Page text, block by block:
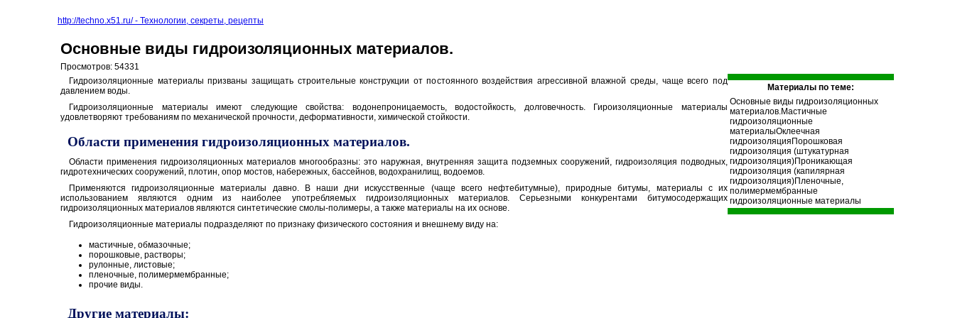
http://techno.x51.ru/ - Технологии, секреты, рецепты
Основные виды гидроизоляционных материалов.
Просмотров: 54331
Материалы по теме:
Основные виды гидроизоляционных
материалов.Мастичные
гидроизоляционные
материалыОклеечная
гидроизоляция Порошковая
гидроизоляция (штукатурная
гидроизоляция)Проникающая
гидроизоляция (капилярная
гидроизоляция)Пленочные,
полимермембранные
гидроизоляционные материалы
Гидроизоляционные материалы призваны защищать строительные конструкции от постоянного воздействия агрессивной влажной среды, чаще всего под
давлением воды.
Гидроизоляционные материалы имеют следующие свойства: водонепроницаемость, водостойкость, долговечность. Гироизоляционные материалы
удовлетворяют требованиям по механической прочности, деформативности, химической стойкости.
Области применения гидроизоляционных материалов.
Области применения гидроизоляционных материалов многообразны: это наружная, внутренняя защита подземных сооружений, гидроизоляция подводных,
гидротехнических сооружений, плотин, опор мостов, набережных, бассейнов, водохранилищ, водоемов.
Применяются гидроизоляционные материалы давно. В наши дни искусственные (чаще всего нефтебитумные), природные битумы, материалы с их
использованием являются одним из наиболее употребляемых гидроизоляционных материалов. Серьезными конкурентами битумосодержащих
гидроизоляционных материалов являются синтетические смолы-полимеры, а также материалы на их основе.
Гидроизоляционные материалы подразделяют по признаку физического состояния и внешнему виду на:
мастичные, обмазочные;
порошковые, растворы;
рулонные, листовые;
пленочные, полимермембранные;
прочие виды.
Другие материалы: